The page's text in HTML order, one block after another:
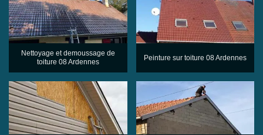
Nettoyage et demoussage de
toiture 08 Ardennes
Peinture sur toiture 08 Ardennes